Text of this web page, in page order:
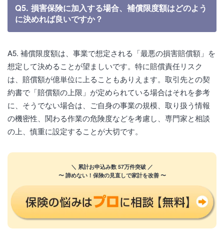
Q5. 損害保険に加入する場合、補償限度額はどのよう
に決めれば良いですか？
A5. 補償限度額は、事業で想定される「最悪の損害賠償額」を
想定して決めることが望ましいです。特に賠償責任リスク
は、賠償額が億単位に上ることもありえます。取引先との契
約書で「賠償額の上限」が定められている場合はそれを参考
に、そうでない場合は、ご自身の事業の規模、取り扱う情報
の機密性、関わる作業の危険度などを考慮し、専門家と相談
の上、慎重に設定することが大切です。
＼ 累計お申込み数 57万件突破 ／
〜 諦めない！保険の見直しで家計を改善 〜